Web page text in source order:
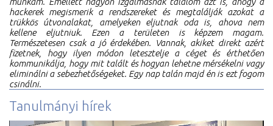
hackerek megismerik a rendszereket és megtalálják azokat a
trükkös útvonalakat, amelyeken eljutnak oda is, ahova nem
kellene eljutniuk. Ezen a területen is képzem magam.
Természetesen csak a jó érdekében. Vannak, akiket direkt azért
fizetnek, hogy ilyen módon letesztelje a céget és érthetően
kommunikálja, hogy mit talált és hogyan lehetne mérsékelni vagy
eliminálni a sebezhetőségeket. Egy nap talán majd én is ezt fogom
csinálni.
Tanulmányi hírek